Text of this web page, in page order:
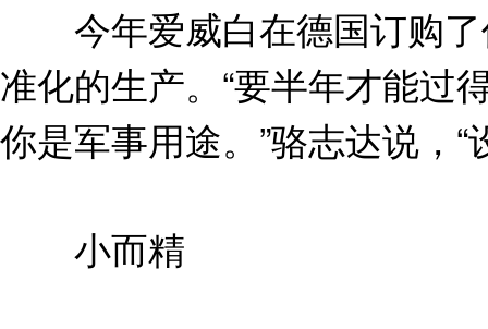
今年爱威白在德国订购了
准化的生产。“要半年才能过
你是军事用途。”骆志达说，
小而精